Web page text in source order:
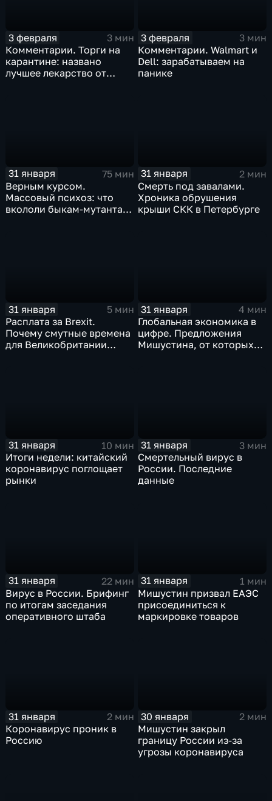
3 февраля
3 мин
Комментарии. Торги на
карантине: названо
лучшее лекарство от
3 февраля
3 мин
Комментарии. Walmart и
Dell: зарабатываем на
панике
31 января
75 мин
Верным курсом.
Массовый психоз: что
вкололи быкам-мутантам,
31 января
2 мин
Смерть под завалами.
Хроника обрушения
крыши СКК в Петербурге
31 января
5 мин
Расплата за Brexit.
Почему смутные времена
для Великобритании
31 января
4 мин
Глобальная экономика в
цифре. Предложения
Мишустина, от которых
31 января
10 мин
Итоги недели: китайский
коронавирус поглощает
рынки
31 января
3 мин
Смертельный вирус в
России. Последние
данные
31 января
22 мин
Вирус в России. Брифинг
по итогам заседания
оперативного штаба
31 января
1 мин
Мишустин призвал ЕАЭС
присоединиться к
маркировке товаров
31 января
2 мин
Коронавирус проник в
Россию
30 января
2 мин
Мишустин закрыл
границу России из-за
угрозы коронавируса